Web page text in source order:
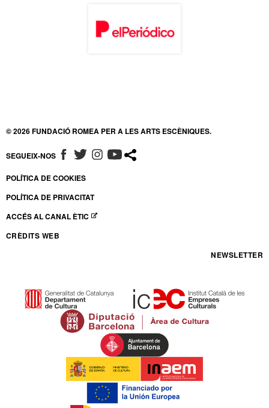
© 2026 FUNDACIÓ ROMEA PER A LES ARTS ESCÈNIQUES.
SEGUEIX-NOS ABRE EN NUEVA VENTANA
ABRE EN NUEVA VENTANA
ABRE EN NUEVA VENTANA
ABRE EN NUEVA VENTANA
POLÍTICA DE COOKIES
POLÍTICA DE PRIVACITAT
ACCÉS AL CANAL ÈTIC
ABRE EN NUEVA VENTANA
CRÈDITS WEB
NEWSLETTER